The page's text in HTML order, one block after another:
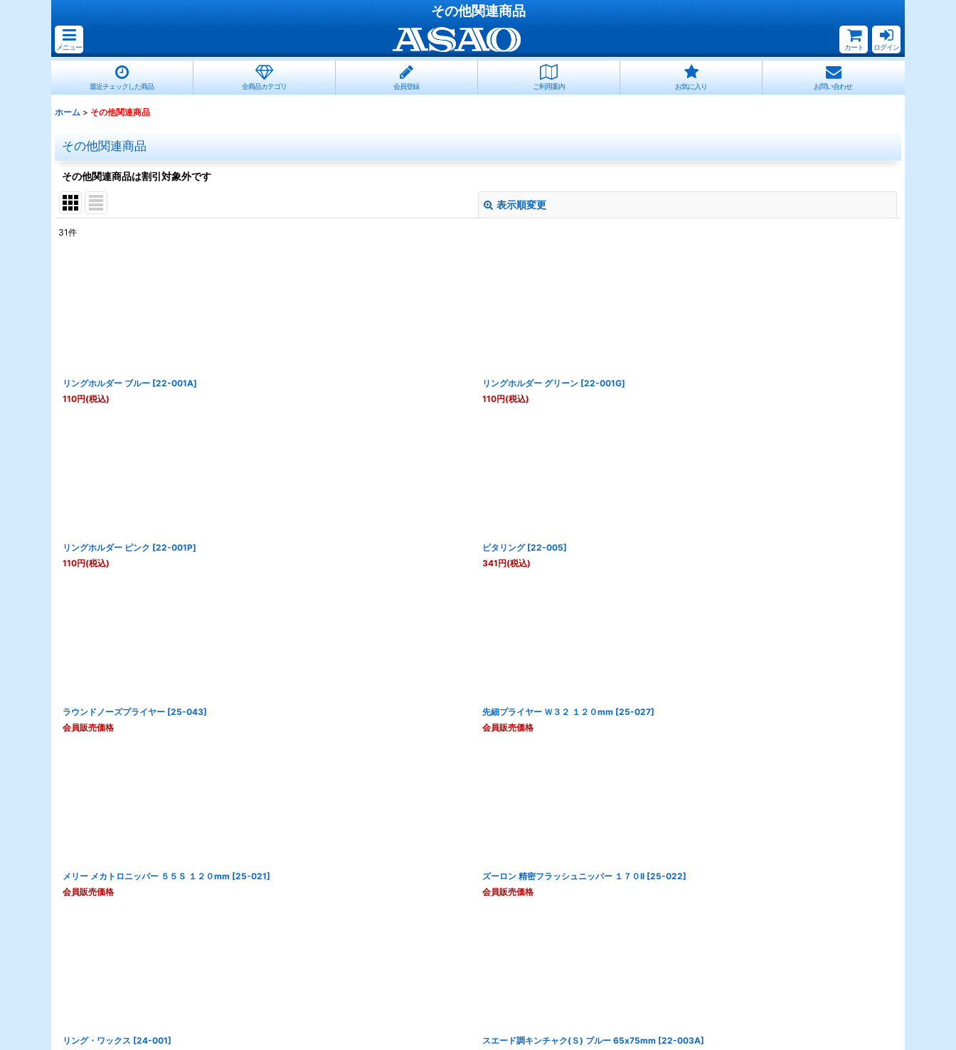
その他関連商品
メニュー カート ログイン
最近チェックした商品 全商品カテゴリ 会員登録 ご利用案内 お気に入り お問い合わせ
ホーム > その他関連商品
その他関連商品
その他関連商品は割引対象外です
表示順変更
31件
リングホルダー ブルー [22-001A]
110円(税込)
リングホルダー グリーン [22-001G]
110円(税込)
リングホルダー ピンク [22-001P]
110円(税込)
ピタリング [22-005]
341円(税込)
ラウンドノーズプライヤー [25-043]
会員販売価格
先細プライヤー Ｗ３２ １２０mm [25-027]
会員販売価格
メリー メカトロニッパー ５５Ｓ １２０mm [25-021]
会員販売価格
ズーロン 精密フラッシュニッパー １７０II [25-022]
会員販売価格
リング・ワックス [24-001]
スエード調キンチャク(Ｓ) ブルー 65x75mm [22-003A]